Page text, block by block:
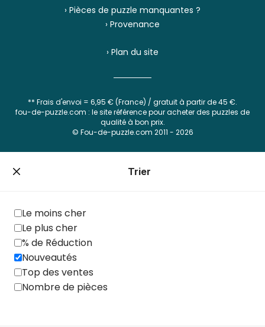
Prix
Nombre de pièces
Âge
Trier
Le moins cher
Le plus cher
% de Réduction
Nouveautés
Top des ventes
Nombre de pièces
› Pièces de puzzle manquantes ?
› Provenance
› Plan du site
** Frais d'envoi = 6,95 € (France) / gratuit à partir de 45 €.
fou-de-puzzle.com : le site référence pour acheter des puzzles de
qualité à bon prix.
© Fou-de-puzzle.com 2011 - 2026